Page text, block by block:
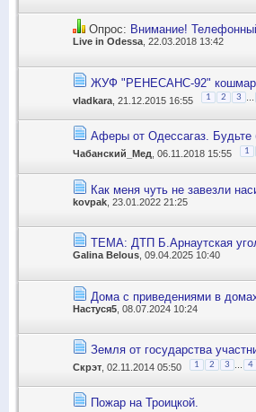
Опрос: Внимание!
Live in Odessa , 22.03.2018 13:42
ЖУФ "РЕНЕСАНС-92"
vladkara , 21.12.2015 16:55 1 2 3
Аферы от Одессагаз. Будьте
Чабанский_Мед , 06.11.2018 15:55 1
Как меня чуть не завезли
kovpak , 23.01.2022 21:25
ТЕМА: ДТП Б.Арнаутская
Galina Belous , 09.04.2025 10:40
Дома с приведениями в
Настуся5 , 08.07.2024 10:24
Земля от государства
Скрэт , 02.11.2014 05:50 1 2 3 4
Пожар на Троицкой.